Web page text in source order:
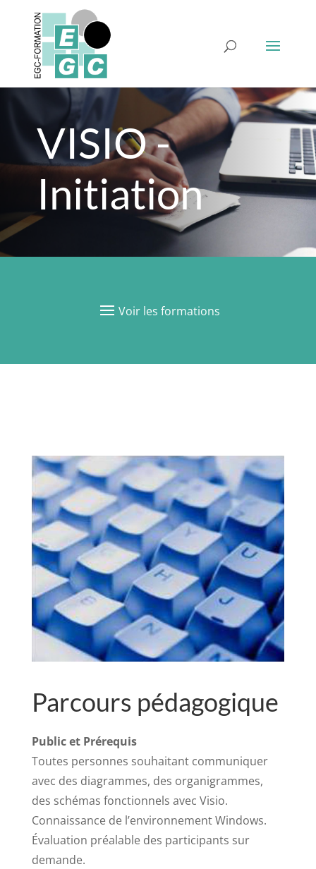
VISIO -
Initiation
Voir les formations
Parcours pédagogique
Public et Prérequis
Toutes personnes souhaitant communiquer
avec des diagrammes, des organigrammes,
des schémas fonctionnels avec Visio.
Connaissance de l’environnement Windows.
Évaluation préalable des participants sur
demande.